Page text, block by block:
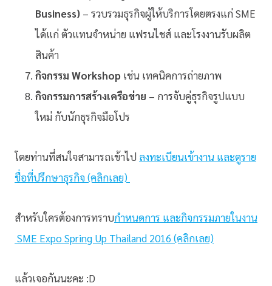
Business) – รวบรวมธุรกิจผู้ให้บริการโดยตรงแก่ SME
ได้แก่ ตัวแทนจำหน่าย แฟรนไชส์ และโรงงานรับผลิต
สินค้า
กิจกรรม Workshop เช่น เทคนิคการถ่ายภาพ
กิจกรรมการสร้างเครือข่าย – การจับคู่ธุรกิจรูปแบบ
ใหม่ กับนักธุรกิจมือโปร
โดยท่านที่สนใจสามารถเข้าไป ลงทะเบียนเข้างาน และดูราย
ชื่อที่ปรึกษาธุรกิจ (คลิกเลย)
สำหรับใครต้องการทราบกำหนดการ และกิจกรรมภายในงาน
SME Expo Spring Up Thailand 2016 (คลิกเลย)
แล้วเจอกันนะคะ :D